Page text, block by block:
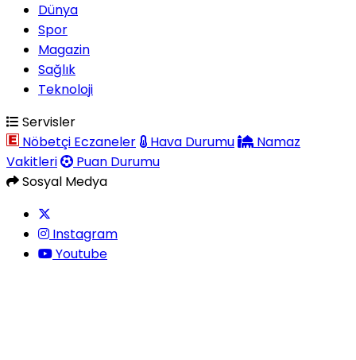
Dünya
Spor
Magazin
Sağlık
Teknoloji
Servisler
Nöbetçi Eczaneler
Hava Durumu
Namaz
Vakitleri
Puan Durumu
Sosyal Medya
Instagram
Youtube